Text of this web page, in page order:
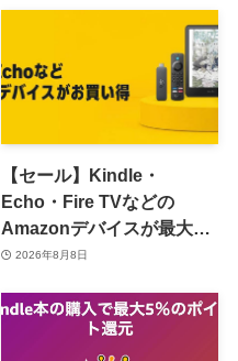
【セール】Kindle・
Echo・Fire TVなどの
Amazonデバイスが最大
31%オフに
2026年8月8日